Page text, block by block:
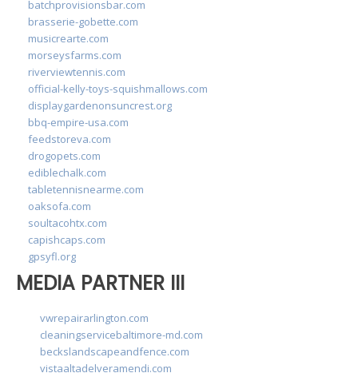
batchprovisionsbar.com
brasserie-gobette.com
musicrearte.com
morseysfarms.com
riverviewtennis.com
official-kelly-toys-squishmallows.com
displaygardenonsuncrest.org
bbq-empire-usa.com
feedstoreva.com
drogopets.com
ediblechalk.com
tabletennisnearme.com
oaksofa.com
soultacohtx.com
capishcaps.com
gpsyfl.org
MEDIA PARTNER III
vwrepairarlington.com
cleaningservicebaltimore-md.com
beckslandscapeandfence.com
vistaaltadelveramendi.com